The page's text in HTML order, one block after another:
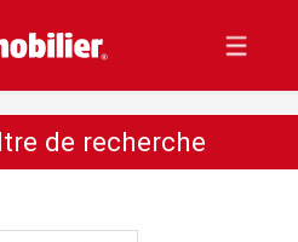
de recherche